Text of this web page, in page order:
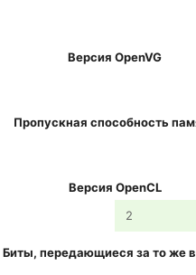
Версия OpenVG
Пропускная способность
Версия OpenCL
2
Биты, передающиеся за то же